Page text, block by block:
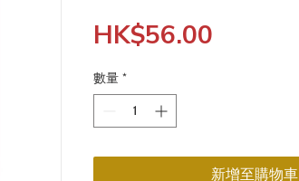
HK$56.00
數量 *
新增至購物車